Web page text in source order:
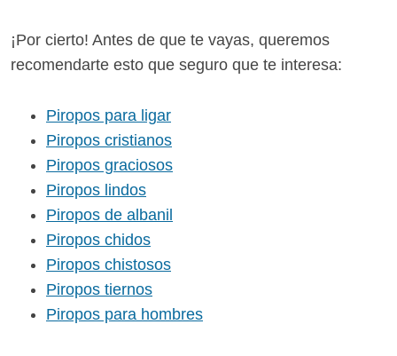
¡Por cierto! Antes de que te vayas, queremos
recomendarte esto que seguro que te interesa:
Piropos para ligar
Piropos cristianos
Piropos graciosos
Piropos lindos
Piropos de albanil
Piropos chidos
Piropos chistosos
Piropos tiernos
Piropos para hombres